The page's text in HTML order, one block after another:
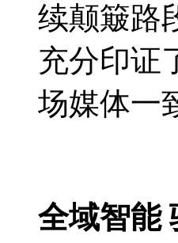
续颠簸路
充分印证
场媒体一
全域智能